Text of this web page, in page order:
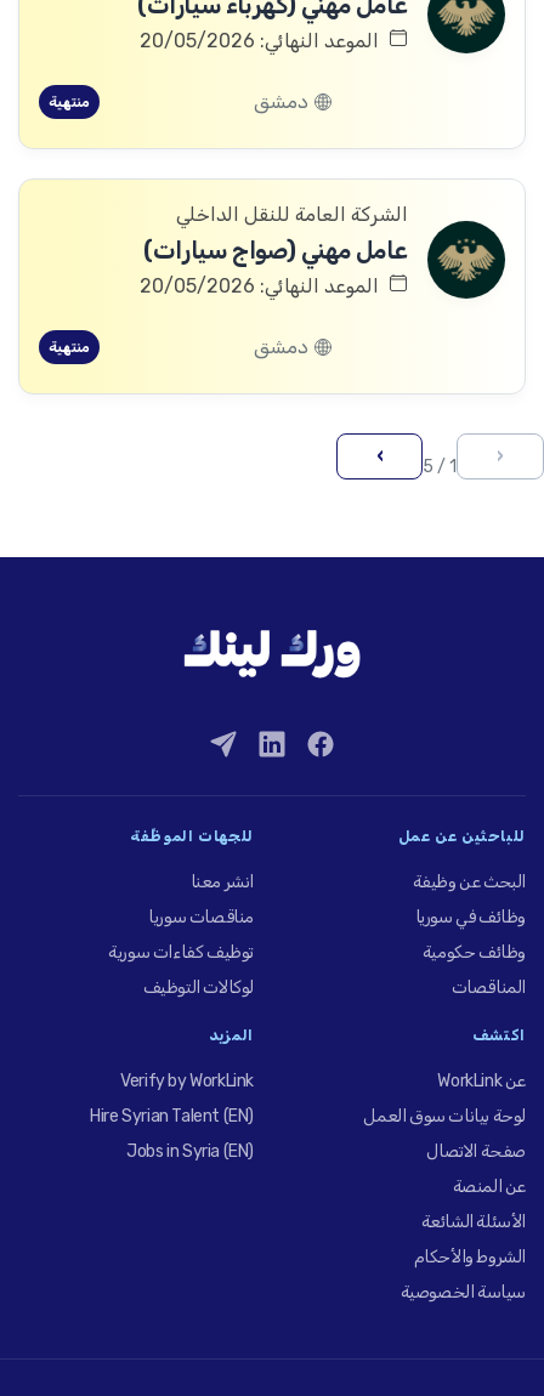
الموعد النهائي: 20/05/2026
دمشق منتهية
الشركة العامة للنقل الداخلي
عامل مهني (صواج سيارات)
الموعد النهائي: 20/05/2026
دمشق منتهية
‹
1 / 5
›
للباحثين عن عمل
البحث عن وظيفة
وظائف في سوريا
وظائف حكومية
المناقصات
للجهات الموظِّفة
انشر معنا
مناقصات سوريا
توظيف كفاءات سورية
لوكالات التوظيف
اكتشف
عن WorkLink
لوحة بيانات سوق العمل
صفحة الاتصال
عن المنصة
الأسئلة الشائعة
الشروط والأحكام
سياسة الخصوصية
المزيد
Verify by WorkLink
Hire Syrian Talent (EN)
Jobs in Syria (EN)